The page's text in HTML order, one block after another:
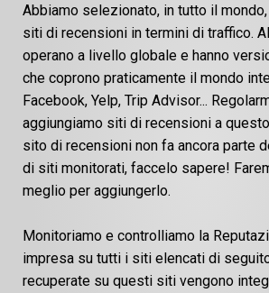
Abbiamo selezionato, in tutto il
siti di recensioni in termini di traffico.
operano a livello globale e hanno
che coprono praticamente il mondo
Facebook, Yelp, Trip Advisor...
aggiungiamo siti di recensioni a
sito di recensioni non fa ancora parte
di siti monitorati, faccelo sapere!
meglio per aggiungerlo.
Monitoriamo e controlliamo la
impresa su tutti i siti elencati di
recuperate su questi siti vengono